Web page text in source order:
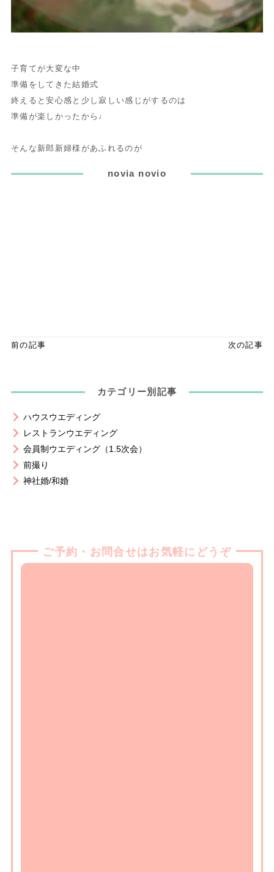
子育てが大変な中
準備をしてきた結婚式
終えると安心感と少し寂しい感じがするのは
準備が楽しかったから♩
そんな新郎新婦様があふれるのが
novia novio
前の記事 次の記事
カテゴリー別記事
ハウスウエディング
レストランウエディング
会員制ウエディング（1.5次会）
前撮り
神社婚/和婚
ご予約・お問合せはお気軽にどうぞ